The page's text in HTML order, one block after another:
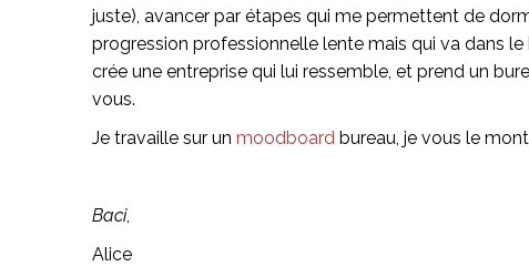
juste), avancer par étapes qui me permettent de
progression professionnelle lente mais qui va dans le
crée une entreprise qui lui ressemble, et prend un
vous.
Je travaille sur un moodboardbureau, je vous le
Baci,
Alice